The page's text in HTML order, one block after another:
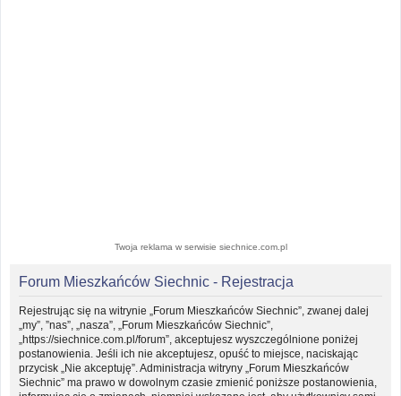
Twoja reklama w serwisie siechnice.com.pl
Forum Mieszkańców Siechnic - Rejestracja
Rejestrując się na witrynie „Forum Mieszkańców Siechnic”, zwanej dalej
„my”, ”nas”, „nasza”, „Forum Mieszkańców Siechnic”,
„https://siechnice.com.pl/forum”, akceptujesz wyszczególnione poniżej
postanowienia. Jeśli ich nie akceptujesz, opuść to miejsce, naciskając
przycisk „Nie akceptuję”. Administracja witryny „Forum Mieszkańców
Siechnic” ma prawo w dowolnym czasie zmienić poniższe postanowienia,